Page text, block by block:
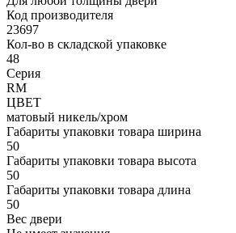
Код производителя
23697
Кол-во в складской упаковке
48
Серия
RM
ЦВЕТ
матовый никель/хром
Габариты упаковки товара ширина
50
Габариты упаковки товара высота
50
Габариты упаковки товара длина
50
Вес двери